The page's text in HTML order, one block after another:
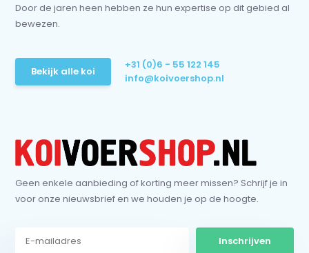
Door de jaren heen hebben ze hun expertise op dit gebied al
bewezen.
Bekijk alle koi
+31 (0)6 - 55 122 145
info@koivoershop.nl
Geen enkele aanbieding of korting meer missen? Schrijf je in
voor onze nieuwsbrief en we houden je op de hoogte.
Inschrijven